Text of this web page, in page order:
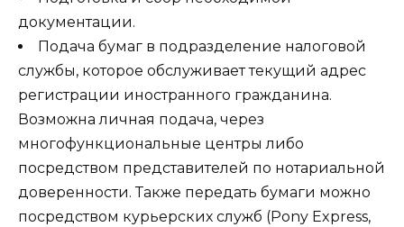
документации.
Подача бумаг в подразделение налоговой
службы, которое обслуживает текущий адрес
регистрации иностранного гражданина.
Возможна личная подача, через
многофункциональные центры либо
посредством представителей по нотариальной
доверенности. Также передать бумаги можно
посредством курьерских служб (Pony Express,